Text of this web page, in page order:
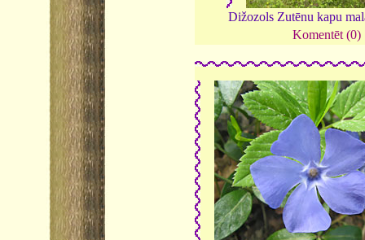
Dižozols Zutēnu kapu
Komentēt (0)